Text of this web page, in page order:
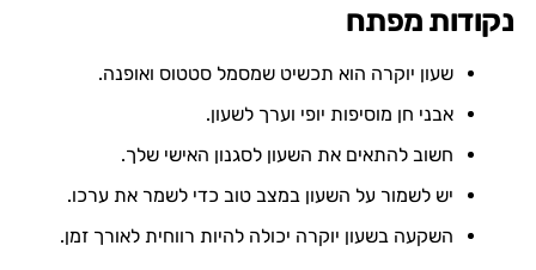
נקודות מפתח
שעון יוקרה הוא תכשיט שמסמל סטטוס ואופנה.
אבני חן מוסיפות יופי וערך לשעון.
חשוב להתאים את השעון לסגנון האישי שלך.
יש לשמור על השעון במצב טוב כדי לשמר את ערכו.
השקעה בשעון יוקרה יכולה להיות רווחית לאורך זמן.